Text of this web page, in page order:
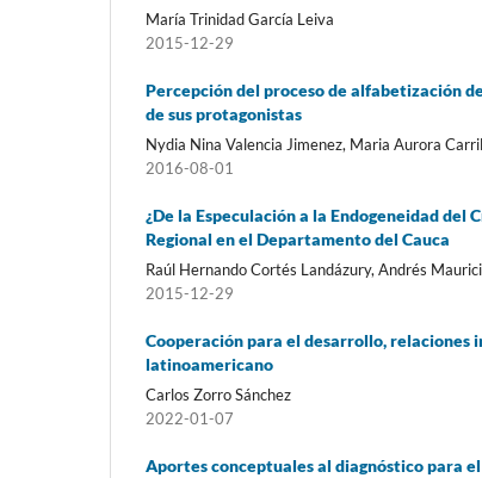
María Trinidad García Leiva
2015-12-29
Percepción del proceso de alfabetización
de sus protagonistas
Nydia Nina Valencia Jimenez, Maria Aurora
2016-08-01
¿De la Especulación a la Endogeneidad
Regional en el Departamento del Cauca
Raúl Hernando Cortés Landázury, Andrés
2015-12-29
Cooperación para el desarrollo, relaciones
latinoamericano
Carlos Zorro Sánchez
2022-01-07
Aportes conceptuales al diagnóstico para